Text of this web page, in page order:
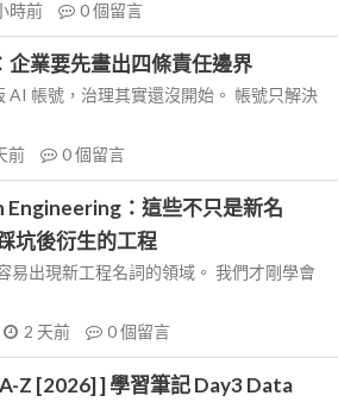
時前 0個留言
企業要先畫出四條責任邊界
AI 帳號，治理其實還沒開始。 帳號只解決
前 0個留言
Engineering：這些不只是新名
坑後衍生的工程
易出現新工程名詞的領域。 我們才剛學會
2 天前 0個留言
Z [2026] ] 學習筆記 Day3 Data